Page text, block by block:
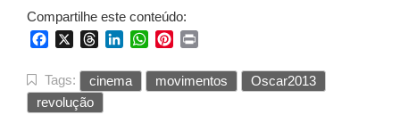
Compartilhe este conteúdo:
FacebookThreadsLinkedInWhatsApp
Pinterest
Tags: cinema movimentos
Oscar2013
revolução